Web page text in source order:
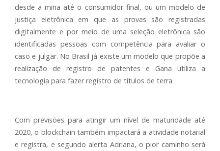
desde a mina até o consumidor final, ou um modelo de
justiça eletrônica em que as provas são registradas
digitalmente e por meio de uma seleção eletrônica são
identificadas pessoas com competência para avaliar o
caso e julgar. No Brasil já existe um modelo que propõe a
realização de registro de patentes e Gana utiliza a
tecnologia para fazer registro de títulos de terra.
Com previsões para atingir um nível de maturidade até
2020, o blockchain também impactará a atividade notarial
e registra, e segundo alerta Adriana, o pior caminho será